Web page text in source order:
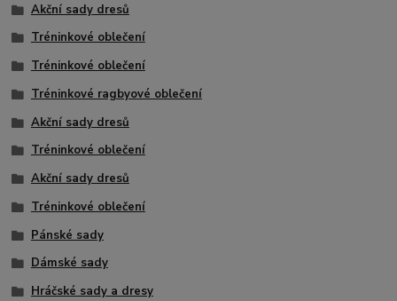
Akční sady dresů
Tréninkové oblečení
Tréninkové oblečení
Tréninkové ragbyové oblečení
Akční sady dresů
Tréninkové oblečení
Akční sady dresů
Tréninkové oblečení
Pánské sady
Dámské sady
Hráčské sady a dresy